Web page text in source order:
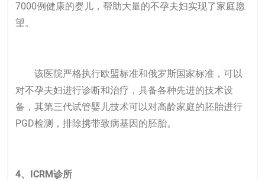
7000例健康的婴儿，帮助大量的不孕夫妇实现了家庭愿
望。
该医院严格执行欧盟标准和俄罗斯国家标准，可以
对不孕夫妇进行诊断和治疗，具备各种先进的技术设
备，其第三代试管婴儿技术可以对高龄家庭的胚胎进行
PGD检测，排除携带致病基因的胚胎。
4、ICRM诊所